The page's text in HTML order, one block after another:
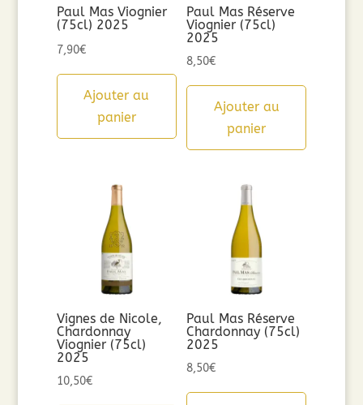
Paul Mas Viognier
(75cl) 2025
7,90€
Ajouter au
panier
Paul Mas Réserve
Viognier (75cl)
2025
8,50€
Ajouter au
panier
Vignes de Nicole,
Chardonnay
Viognier (75cl)
2025
10,50€
Paul Mas Réserve
Chardonnay (75cl)
2025
8,50€